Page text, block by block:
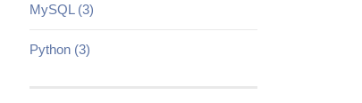
MySQL (3)
Python (3)